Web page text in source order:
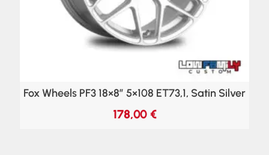
Fox Wheels PF3 18×8″ 5×108 ET73,1, Satin Silver
178,00 €